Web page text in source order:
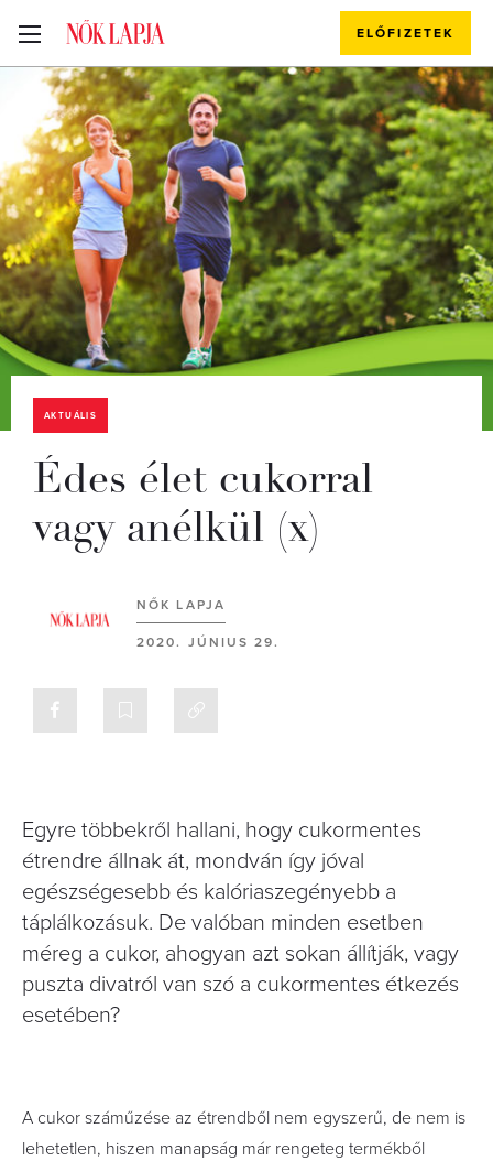
ELŐFIZETEK
AKTUÁLIS
Édes élet cukorral
vagy anélkül (x)
NŐK LAPJA
2020. JÚNIUS 29.
Egyre többekről hallani, hogy cukormentes
étrendre állnak át, mondván így jóval
egészségesebb és kalóriaszegényebb a
táplálkozásuk. De valóban minden esetben
méreg a cukor, ahogyan azt sokan állítják, vagy
puszta divatról van szó a cukormentes étkezés
esetében?
A cukor száműzése az étrendből nem egyszerű, de nem is
lehetetlen, hiszen manapság már rengeteg termékből